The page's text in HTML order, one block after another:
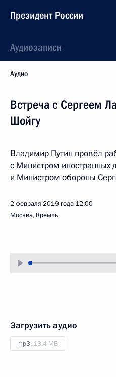
Президент России
Аудиозаписи
Аудио
Встреча с Сергеем
Шойгу
Владимир Путин провёл
с Министром
и Министром обороны
2 февраля 2019 года 12:00
Москва, Кремль
Загрузить аудио
mp3, 13.4 МБ